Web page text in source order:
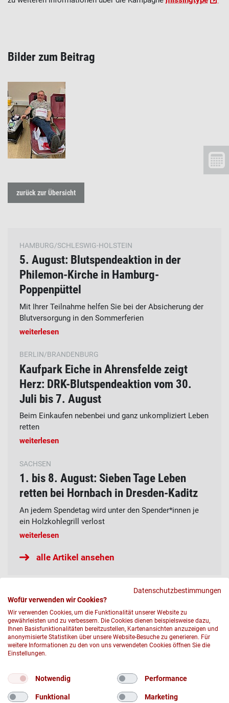
Bilder zum Beitrag
HAMBURG/SCHLESWIG-HOLSTEIN
5. August: Blutspendeaktion in der
Philemon-Kirche in Hamburg-
Poppenpüttel
Mit Ihrer Teilnahme helfen Sie bei der Absicherung der
Blutversorgung in den Sommerferien
weiterlesen
BERLIN/BRANDENBURG
Kaufpark Eiche in Ahrensfelde zeigt
Herz: DRK-Blutspendeaktion vom 30.
Juli bis 7. August
Beim Einkaufen nebenbei und ganz unkompliziert Leben
retten
weiterlesen
SACHSEN
1. bis 8. August: Sieben Tage Leben
retten bei Hornbach in Dresden-Kaditz
An jedem Spendetag wird unter den Spender*innen je
ein Holzkohlegrill verlost
weiterlesen
alle Artikel ansehen
zurück zur Übersicht
© 2026 DRK-Blutspendedienst Nord-Ost gemeinnützige GmbH
IMPRESSUM UND RECHTLICHE HINWEISE
Datenschutzbestimmungen
Wofür verwenden wir Cookies?
Wir verwenden Cookies, um die Funktionalität unserer Website zu
gewährleisten und zu verbessern. Die Cookies dienen beispielsweise dazu,
Ihnen Basisfunktionalitäten bereitzustellen, Kartenansichten anzuzeigen und
anonymisierte Statistiken über unsere Website-Besuche zu generieren. Für
weitere Informationen zu den von uns verwendeten Cookies öffnen Sie die
Einstellungen.
Notwendig Performance
Funktional Marketing